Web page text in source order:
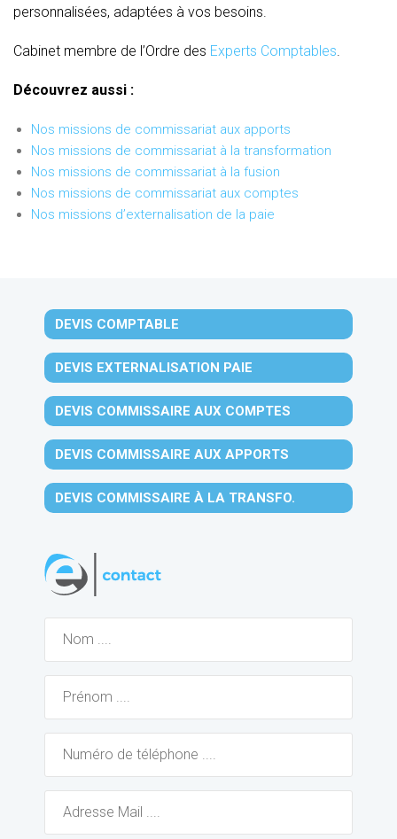
personnalisées, adaptées à vos besoins.
Cabinet membre de l’Ordre des Experts Comptables
Découvrez aussi :
Nos missions de commissariat aux apports
Nos missions de commissariat à la transformation
Nos missions de commissariat à la fusion
Nos missions de commissariat aux comptes
Nos missions d’externalisation de la paie
DEVIS COMPTABLE
DEVIS EXTERNALISATION PAIE
DEVIS COMMISSAIRE AUX COMPTES
DEVIS COMMISSAIRE AUX APPORTS
DEVIS COMMISSAIRE À LA TRANSFO.